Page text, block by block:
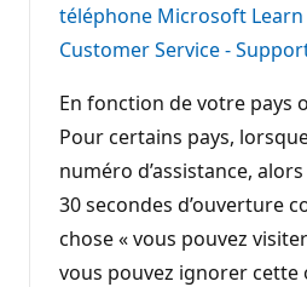
téléphone Microsoft Learn
Customer Service -
En fonction de votre pays
Pour certains pays,
numéro d’assistance,
30 secondes d’ouverture
chose « vous pouvez
vous pouvez ignorer